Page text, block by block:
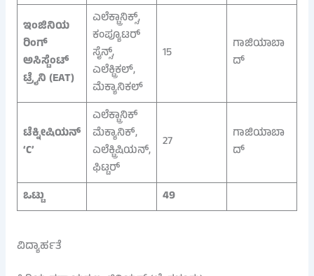
ಇಂಜಿನಿಯ
ರಿಂಗ್
ಅಸಿಸ್ಟೆಂಟ್
ಟ್ರೈನಿ (EAT)
ಎಲೆಕ್ಟ್ರಾನಿಕ್ಸ್,
ಕಂಪ್ಯೂಟರ್
ಸೈನ್ಸ್,
ಎಲೆಕ್ಟ್ರಿಕಲ್,
ಮೆಕ್ಯಾನಿಕಲ್
15
ಗಾಜಿಯಾಬಾ
ದ್
ಟೆಕ್ನೀಷಿಯನ್
‘C’
ಎಲೆಕ್ಟ್ರಾನಿಕ್
ಮೆಕ್ಯಾನಿಕ್,
ಎಲೆಕ್ಟ್ರಿಷಿಯನ್,
ಫಿಟ್ಟರ್
27
ಗಾಜಿಯಾಬಾ
ದ್
ಒಟ್ಟು 49
ವಿದ್ಯಾರ್ಹತೆ